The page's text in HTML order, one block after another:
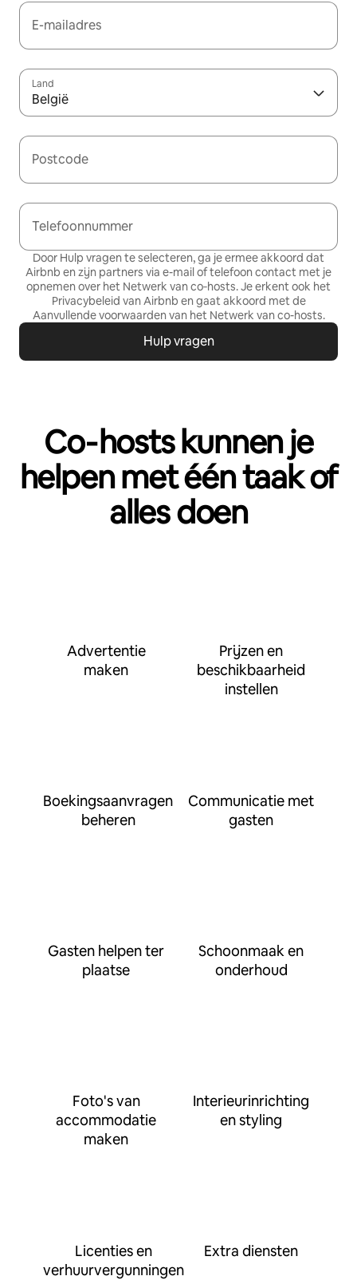
E-mailadres
Land
België
Postcode
Telefoonnummer
Door Hulp vragen te selecteren, ga je ermee akkoord dat
Airbnb en zijn partners via e-mail of telefoon contact met je
opnemen over het Netwerk van co‑hosts. Je erkent ook het
Privacybeleid van Airbnb en gaat akkoord met de
Aanvullende voorwaarden van het Netwerk van co-hosts.
Hulp vragen
Co‑hosts kunnen je
helpen met één taak of
alles doen
Advertentie
maken
Prijzen en
beschikbaarheid
instellen
Boekingsaanvragen
beheren
Communicatie met
gasten
Gasten helpen ter
plaatse
Schoonmaak en
onderhoud
Foto's van
accommodatie
maken
Interieurinrichting
en styling
Licenties en
verhuurvergunningen
Extra diensten